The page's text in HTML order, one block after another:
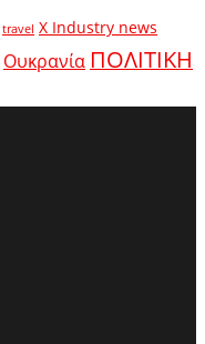
travel X Industry news
Ουκρανία ΠΟΛΙΤΙΚΗ